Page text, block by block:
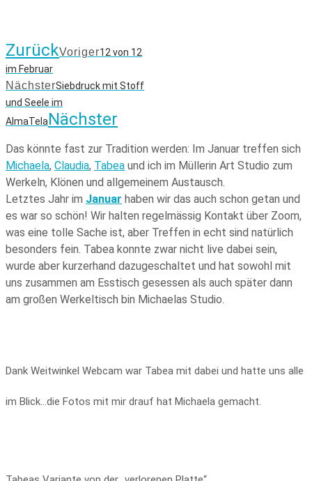
ZurückVoriger12 von 12
im Februar
NächsterSiebdruck mit Stoff
und Seele im
AlmaTelaNächster
Das könnte fast zur Tradition werden: Im Januar treffen sich
Michaela, Claudia, Tabea und ich im Müllerin Art Studio zum
Werkeln, Klönen und allgemeinem Austausch.
Letztes Jahr im Januar haben wir das auch schon getan und
es war so schön! Wir halten regelmässig Kontakt über Zoom,
was eine tolle Sache ist, aber Treffen in echt sind natürlich
besonders fein. Tabea konnte zwar nicht live dabei sein,
wurde aber kurzerhand dazugeschaltet und hat sowohl mit
uns zusammen am Esstisch gesessen als auch später dann
am großen Werkeltisch bin Michaelas Studio.
Dank Weitwinkel Webcam war Tabea mit dabei und hatte uns alle
im Blick…die Fotos mit mir drauf hat Michaela gemacht.